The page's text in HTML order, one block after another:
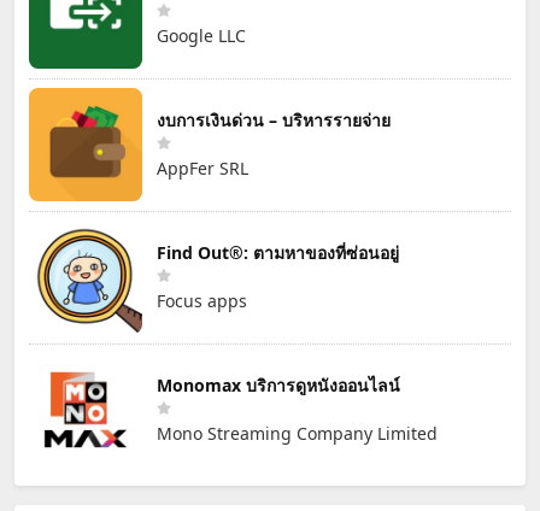
Google LLC
งบการเงินด่วน – บริหารรายจ่าย
AppFer SRL
Find Out®: ตามหาของที่ซ่อนอยู่
Focus apps
Monomax บริการดูหนังออนไลน์
Mono Streaming Company Limited